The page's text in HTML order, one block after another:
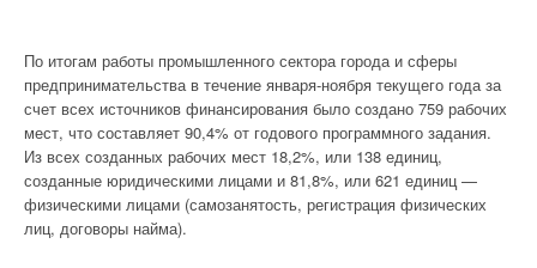
По итогам работы промышленного сектора города и сферы
предпринимательства в течение января-ноября текущего года за
счет всех источников финансирования было создано 759 рабочих
мест, что составляет 90,4% от годового программного задания.
Из всех созданных рабочих мест 18,2%, или 138 единиц,
созданные юридическими лицами и 81,8%, или 621 единиц —
физическими лицами (самозанятость, регистрация физических
лиц, договоры найма).